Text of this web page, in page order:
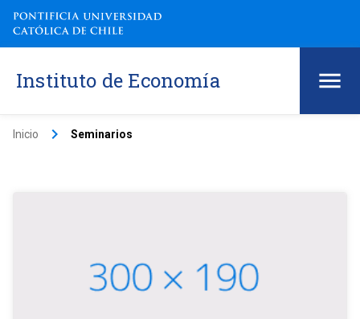
Instituto de Economía
Inicio keyboard_arrow_right Seminarios